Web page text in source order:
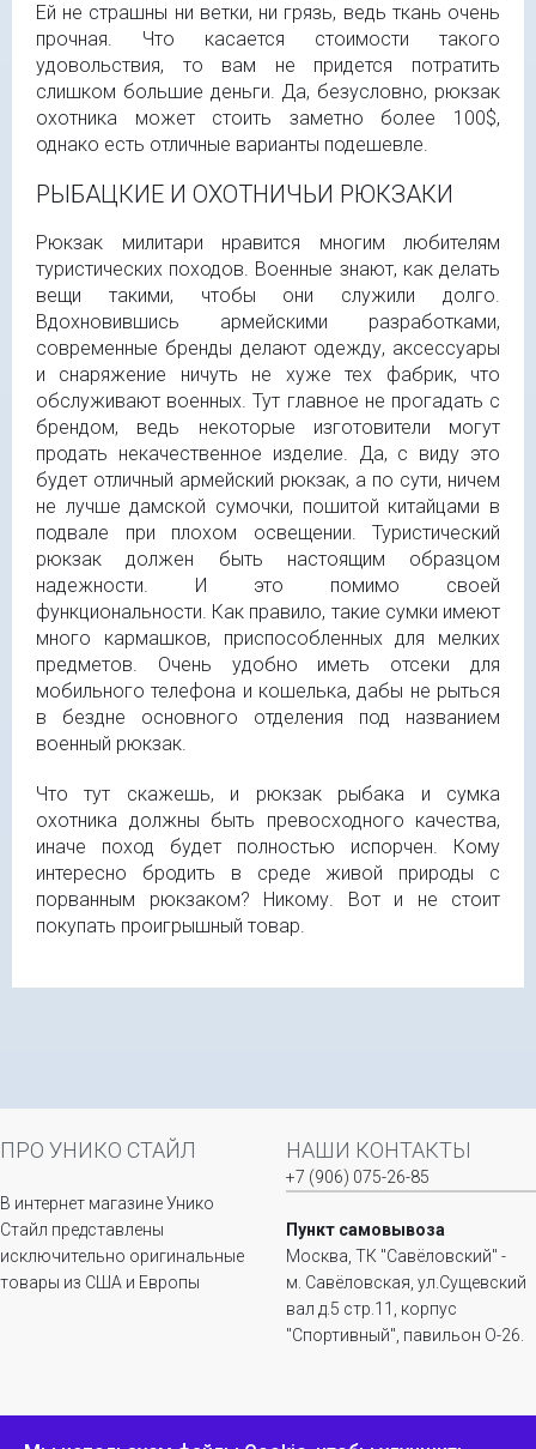
Ей не страшны ни ветки, ни грязь, ведь ткань очень
прочная. Что касается стоимости такого
удовольствия, то вам не придется потратить
слишком большие деньги. Да, безусловно, рюкзак
охотника может стоить заметно более 100$,
однако есть отличные варианты подешевле.
РЫБАЦКИЕ И ОХОТНИЧЬИ РЮКЗАКИ
Рюкзак милитари нравится многим любителям
туристических походов. Военные знают, как делать
вещи такими, чтобы они служили долго.
Вдохновившись армейскими разработками,
современные бренды делают одежду, аксессуары
и снаряжение ничуть не хуже тех фабрик, что
обслуживают военных. Тут главное не прогадать с
брендом, ведь некоторые изготовители могут
продать некачественное изделие. Да, с виду это
будет отличный армейский рюкзак, а по сути, ничем
не лучше дамской сумочки, пошитой китайцами в
подвале при плохом освещении. Туристический
рюкзак должен быть настоящим образцом
надежности. И это помимо своей
функциональности. Как правило, такие сумки имеют
много кармашков, приспособленных для мелких
предметов. Очень удобно иметь отсеки для
мобильного телефона и кошелька, дабы не рыться
в бездне основного отделения под названием
военный рюкзак.
Что тут скажешь, и рюкзак рыбака и сумка
охотника должны быть превосходного качества,
иначе поход будет полностью испорчен. Кому
интересно бродить в среде живой природы с
порванным рюкзаком? Никому. Вот и не стоит
покупать проигрышный товар.
ПРО УНИКО СТАЙЛ
В интернет магазине Унико
Стайл представлены
исключительно оригинальные
товары из США и Европы
НАШИ КОНТАКТЫ
+7 (906) 075-26-85
Пункт самовывоза
Москва, ТК "Савёловский" -
м. Савёловская, ул.Сущевский
вал д.5 стр.11, корпус
"Спортивный", павильон О-26.